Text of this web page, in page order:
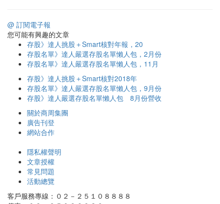
@ 訂閱電子報
您可能有興趣的文章
存股》達人挑股＋Smart核對年報，20
存股名單》達人嚴選存股名單懶人包，2月份
存股名單》達人嚴選存股名單懶人包，11月
存股》達人挑股＋Smart核對2018年
存股名單》達人嚴選存股名單懶人包，9月份
存股》達人嚴選存股名單懶人包 8月份營收
關於商周集團
廣告刊登
網站合作
隱私權聲明
文章授權
常見問題
活動總覽
客戶服務專線：０２－２５１０８８８８